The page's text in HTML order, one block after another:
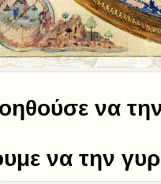
να την
να την